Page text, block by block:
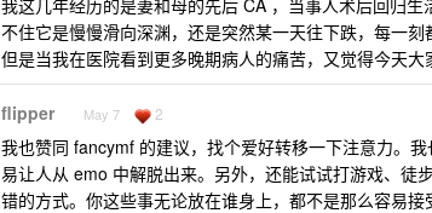
我这几年经历的是妻和母的先后 CA ，当事人术后回归
不住它是慢慢滑向深渊，还是突然某一天往下跌，每一刻
但是当我在医院看到更多晚期病人的痛苦，又觉得今天大
flipper May 7 2
我也赞同 fancymf 的建议，找个爱好转移一下注意力。
易让人从 emo 中解脱出来。另外，还能试试打游戏、徒
错的方式。你这些事无论放在谁身上，都不是那么容易